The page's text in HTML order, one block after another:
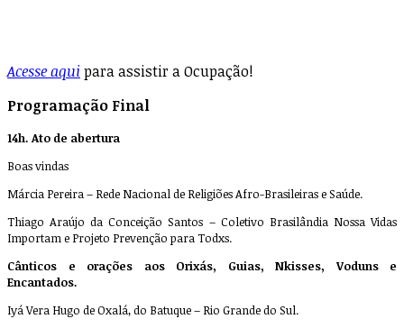
Acesse aqui para assistir a Ocupação!
Programação Final
14h. Ato de abertura
Boas vindas
Márcia Pereira – Rede Nacional de Religiões Afro-Brasileiras e Saúde.
Thiago Araújo da Conceição Santos – Coletivo Brasilândia Nossa Vidas
Importam e Projeto Prevenção para Todxs.
Cânticos e orações aos Orixás, Guias, Nkisses, Voduns e
Encantados.
Iyá Vera Hugo de Oxalá, do Batuque – Rio Grande do Sul.